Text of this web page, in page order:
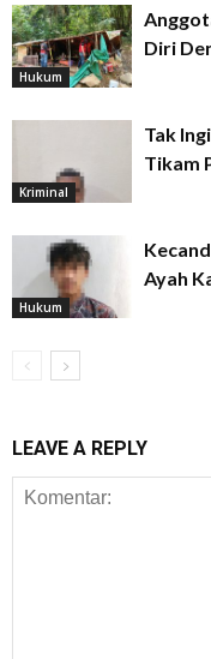
Hukum
Diri
Kriminal
Tak
Tikam
Hukum
Ayah
LEAVE A REPLY